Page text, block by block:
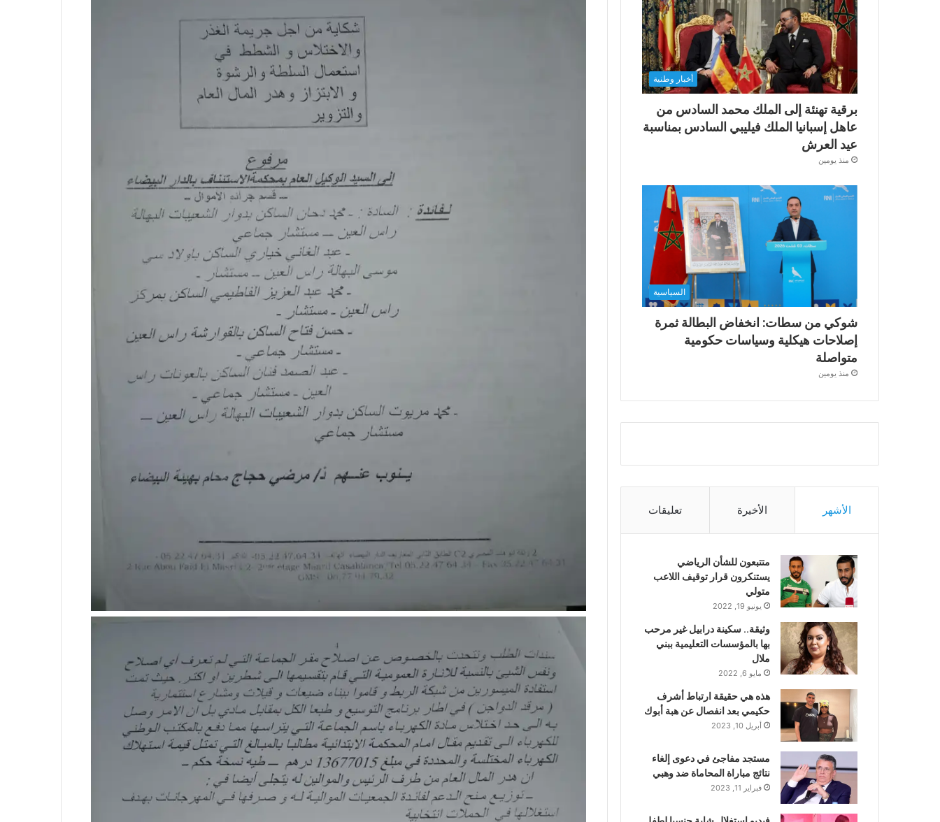
أخبار وطنية
برقية تهنئة إلى الملك محمد السادس من
عاهل إسبانيا الملك فيليبي السادس بمناسبة
عيد العرش
منذ يومين
السياسية
شوكي من سطات: انخفاض البطالة ثمرة
إصلاحات هيكلية وسياسات حكومية
متواصلة
منذ يومين
الأشهر الأخيرة تعليقات
متتبعون للشأن الرياضي
يستنكرون قرار توقيف اللاعب
متولي
يونيو 19, 2022
وثيقة.. سكينة درابيل غير مرحب
بها بالمؤسسات التعليمية ببني
ملال
مايو 6, 2022
هذه هي حقيقة ارتباط أشرف
حكيمي بعد انفصال عن هبة أبوك
أبريل 10, 2023
مستجد مفاجئ في دعوى إلغاء
نتائج مباراة المحاماة ضد وهبي
فبراير 11, 2023